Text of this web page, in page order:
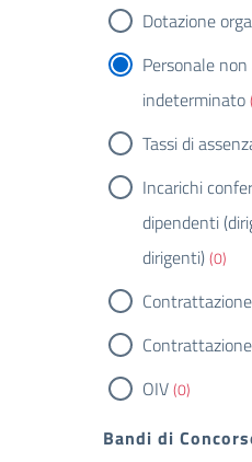
Dotazione
Personale
indeterminato
Tassi di
Incarichi
dipendenti
dirigenti)(0)
OIV(0)
Bandi di